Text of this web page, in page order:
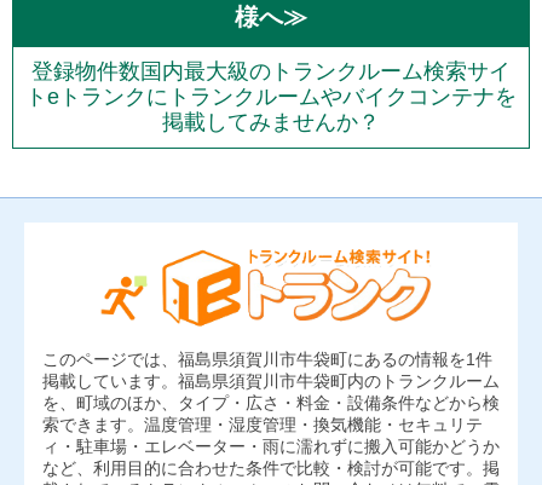
様へ≫
登録物件数国内最大級のトランクルーム検索サイ
トeトランクにトランクルームやバイクコンテナを
掲載してみませんか？
このページでは、福島県須賀川市牛袋町にあるの情報を1件
掲載しています。福島県須賀川市牛袋町内のトランクルーム
を、町域のほか、タイプ・広さ・料金・設備条件などから検
索できます。温度管理・湿度管理・換気機能・セキュリテ
ィ・駐車場・エレベーター・雨に濡れずに搬入可能かどうか
など、利用目的に合わせた条件で比較・検討が可能です。掲